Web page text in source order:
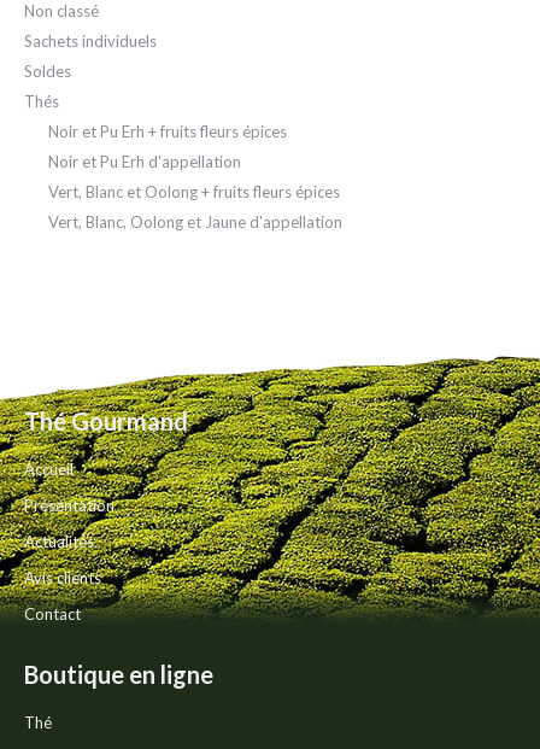
Non classé
Sachets individuels
Soldes
Thés
Noir et Pu Erh + fruits fleurs épices
Noir et Pu Erh d'appellation
Vert, Blanc et Oolong + fruits fleurs épices
Vert, Blanc, Oolong et Jaune d'appellation
Thé Gourmand
Accueil
Présentation
Actualités
Avis clients
Contact
Boutique en ligne
Thé